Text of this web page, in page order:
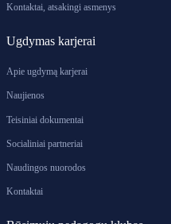
Kontaktai, atsakingi asmenys
Ugdymas karjerai
Apie ugdymą karjerai
Naujienos
Teisiniai dokumentai
Socialiniai partneriai
Naudingos nuorodos
Kontaktai